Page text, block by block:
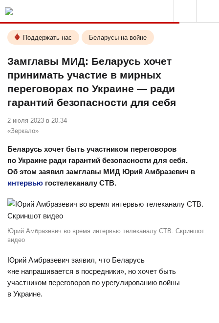
Поддержать нас Беларусы на войне
Замглавы МИД: Беларусь хочет
принимать участие в мирных
переговорах по Украине — ради
гарантий безопасности для себя
2 июля 2023 в 20.34
«Зеркало»
Беларусь хочет быть участником переговоров
по Украине ради гарантий безопасности для себя.
Об этом заявил замглавы МИД Юрий Амбразевич в
интервью гостелеканалу СТВ.
Юрий Амбразевич во время интервью телеканалу СТВ. Скриншот
видео
Юрий Амбразевич заявил, что Беларусь
«не напрашивается в посредники», но хочет быть
участником переговоров по урегулированию войны
в Украине.